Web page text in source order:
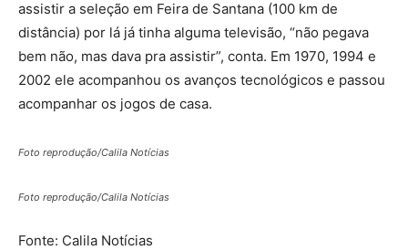
assistir a seleção em Feira de Santana (100 km de
distância) por lá já tinha alguma televisão, “não pegava
bem não, mas dava pra assistir”, conta. Em 1970, 1994 e
2002 ele acompanhou os avanços tecnológicos e passou
acompanhar os jogos de casa.
Foto reprodução/Calila Notícias
Foto reprodução/Calila Notícias
Fonte: Calila Notícias